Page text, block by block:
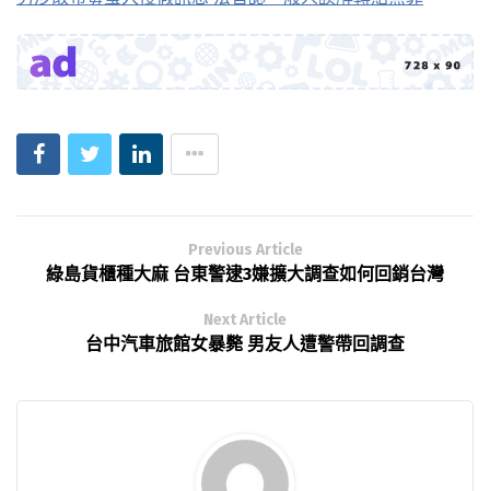
Previous Article
綠島貨櫃種大麻 台東警逮3嫌擴大調查如何回銷台灣
Next Article
台中汽車旅館女暴斃 男友人遭警帶回調查